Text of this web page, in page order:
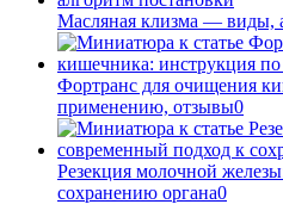
Масляная клизма — виды,
Фортранс для очищения
применению, отзывы0
Резекция молочной
сохранению органа0